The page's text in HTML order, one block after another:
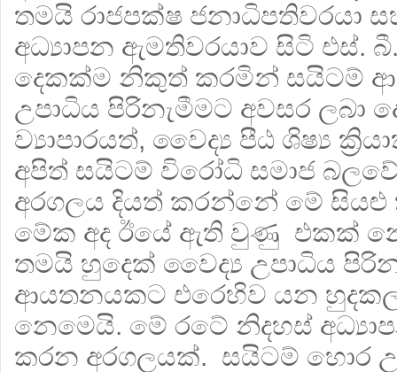
තමයි රාජපක්ෂ ජනාධිපතිවරයා
අධ්‍යාපන ඇමතිවරයාව සිටි එස්. බී.
දෙකක්ම නිකුත් කරමින් සයිටම්
උපාධිය පිරිනැමීමට අවසර ලබා
ව්‍යාපාරයත්, වෛද්‍ය පීඨ ශිෂ්‍ය
අපිත් සයිටම් විරෝධි සමාජ
අරගලය දියත් කරන්නේ මේ
මේක අද ඊයේ ඇති වුණු එකක්
තමයි හුදෙක් වෛද්‍ය උපාධිය
ආයතනයකට එරෙහිව යන
නෙමෙයි. මේ රටේ නිදහස්
කරන අරගලයක්. සයිටම් හොර